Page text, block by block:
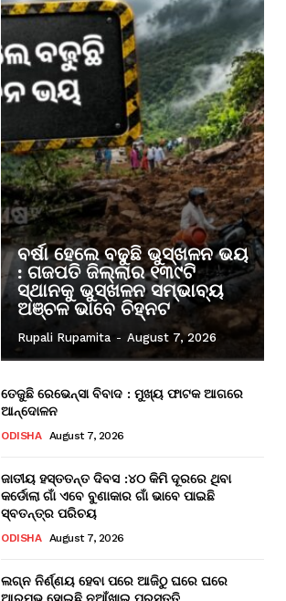
ବର୍ଷା ହେଲେ ବଢୁଛି ଭୁସ୍ଖଳନ ଭୟ
: ଗଜପତି ଜିଲ୍ଲାର ୧୩୯ଟି
ସ୍ଥାନକୁ ଭୁସ୍ଖଳନ ସମ୍ଭାବ୍ୟ
ଅଞ୍ଚଳ ଭାବେ ଚିହ୍ନଟ
Rupali Rupamita - August 7, 2026
ତେଜୁଛି ରେଭେନ୍ସା ବିବାଦ : ମୁଖ୍ୟ ଫାଟକ ଆଗରେ
ଆନ୍ଦୋଳନ
ODISHA August 7, 2026
ଜାତୀୟ ହସ୍ତତନ୍ତ ଦିବସ :୪୦ କିମି ଦୂରରେ ଥିବା
କର୍ଡୋଲା ଗାଁ ଏବେ ବୁଣାକାର ଗାଁ ଭାବେ ପାଇଛି
ସ୍ବତନ୍ତ୍ର ପରିଚୟ
ODISHA August 7, 2026
ଲଗ୍ନ ନିର୍ଣ୍ଣୟ ହେବା ପରେ ଆଜିଠୁ ଘରେ ଘରେ